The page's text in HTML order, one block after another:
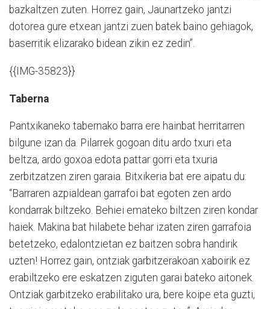
bazkaltzen zuten. Horrez gain, Jaunartzeko jantzi
dotorea gure etxean jantzi zuen batek baino gehiagok,
baserritik elizarako bidean zikin ez zedin”.
{{IMG-35823}}
Taberna
Pantxikaneko tabernako barra ere hainbat herritarren
bilgune izan da. Pilarrek gogoan ditu ardo txuri eta
beltza, ardo goxoa edota pattar gorri eta txuria
zerbitzatzen ziren garaia. Bitxikeria bat ere aipatu du:
“Barraren azpialdean garrafoi bat egoten zen ardo
kondarrak biltzeko. Behiei emateko biltzen ziren kondar
haiek. Makina bat hilabete behar izaten ziren garrafoia
betetzeko, edalontzietan ez baitzen sobra handirik
uzten! Horrez gain, ontziak garbitzerakoan xaboirik ez
erabiltzeko ere eskatzen ziguten garai bateko aitonek.
Ontziak garbitzeko erabilitako ura, bere koipe eta guzti,